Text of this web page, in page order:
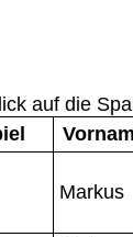
auf die
Markus